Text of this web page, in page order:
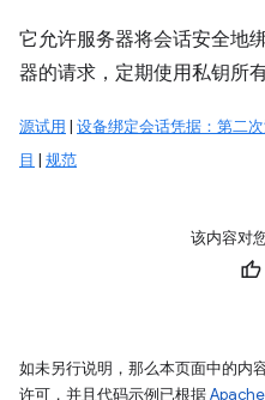
它允许服务器将会话安全地
器的请求，定期使用私钥所
源试用 | 设备绑定会话凭据：第二
目 | 规范
该内容对
如未另行说明，那么本页面中的内
许可，并且代码示例已根据